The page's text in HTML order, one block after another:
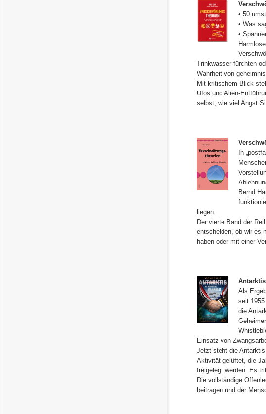
• 50
• Was
•
Trinkwasser fürchten
Wahrheit von
Mit kritischem Blick
Ufos und Alien-
selbst, wie viel Angst
In
Bernd
liegen.
Der vierte Band der
entscheiden, ob wir es
haben oder mit einer
Als
seit 1955
die
Einsatz von
Jetzt steht die
Aktivität gelüftet, die
freigelegt werden. Es
Die vollständige
beitragen und der